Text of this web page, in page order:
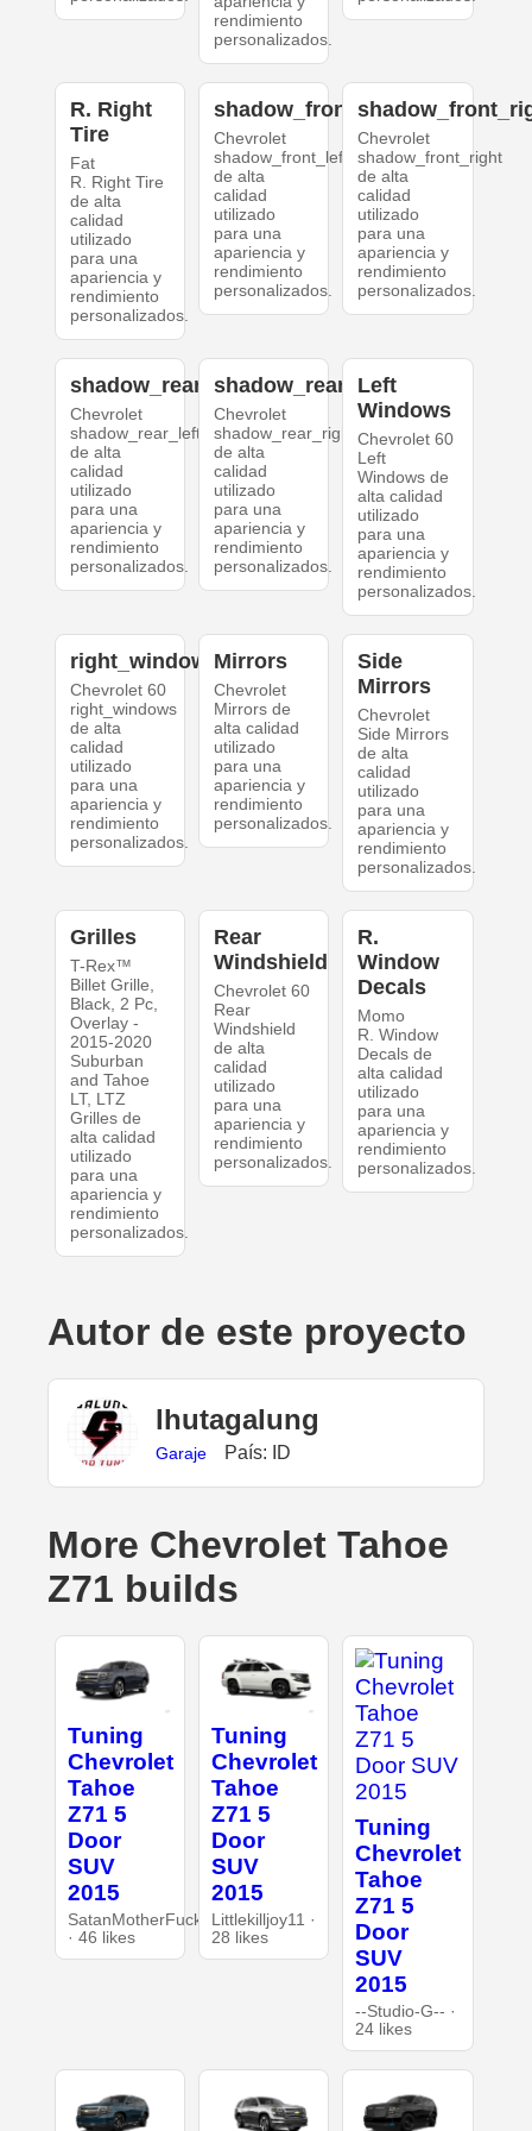
rendimiento
personalizados.
R. Right
Tire
Fat
R. Right Tire
de alta
calidad
utilizado
para una
apariencia y
rendimiento
personalizados.
shadow_front_left
Chevrolet
shadow_front_left
de alta
calidad
utilizado
para una
apariencia y
rendimiento
personalizados.
Chevrolet
shadow_front_right
de alta
calidad
utilizado
para una
apariencia y
rendimiento
personalizados.
shadow_rear_left
Chevrolet
shadow_rear_left
de alta
calidad
utilizado
para una
apariencia y
rendimiento
personalizados.
shadow_rear_right
Chevrolet
shadow_rear_right
de alta
calidad
utilizado
para una
apariencia y
rendimiento
personalizados.
Left
Windows
Chevrolet 60
Left
Windows de
alta calidad
utilizado
para una
apariencia y
rendimiento
personalizados.
right_windows
Chevrolet 60
right_windows
de alta
calidad
utilizado
para una
apariencia y
rendimiento
personalizados.
Mirrors
Chevrolet
Mirrors de
alta calidad
utilizado
para una
apariencia y
rendimiento
personalizados.
Side
Mirrors
Chevrolet
Side Mirrors
de alta
calidad
utilizado
para una
apariencia y
rendimiento
personalizados.
Grilles
T-Rex™
Billet Grille,
Black, 2 Pc,
Overlay -
2015-2020
Suburban
and Tahoe
LT, LTZ
Grilles de
alta calidad
utilizado
para una
apariencia y
rendimiento
personalizados.
Rear
Windshield
Chevrolet 60
Rear
Windshield
de alta
calidad
utilizado
para una
apariencia y
rendimiento
personalizados.
R.
Window
Decals
Momo
R. Window
Decals de
alta calidad
utilizado
para una
apariencia y
rendimiento
personalizados.
Autor de este proyecto
lhutagalung
Garaje País: ID
More Chevrolet Tahoe
Z71 builds
Tuning
Chevrolet
Tahoe
Z71 5
Door
SUV
2015
SatanMotherFucker
· 46 likes
Tuning
Chevrolet
Tahoe
Z71 5
Door
SUV
2015
Littlekilljoy11 ·
28 likes
Tuning
Chevrolet
Tahoe
Z71 5
Door
SUV
2015
--Studio-G-- ·
24 likes